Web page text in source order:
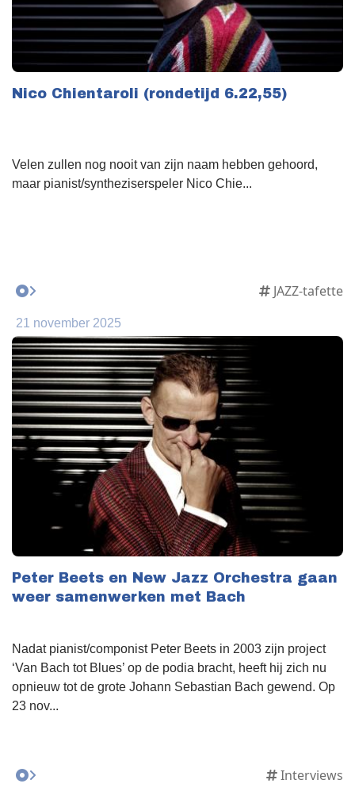
Nico Chientaroli (rondetijd 6.22,55)
Velen zullen nog nooit van zijn naam hebben gehoord,
maar pianist/syntheziserspeler Nico Chie...
JAZZ-tafette
21 november 2025
Peter Beets en New Jazz Orchestra gaan
weer samenwerken met Bach
Nadat pianist/componist Peter Beets in 2003 zijn project
‘Van Bach tot Blues’ op de podia bracht, heeft hij zich nu
opnieuw tot de grote Johann Sebastian Bach gewend. Op
23 nov...
Interviews